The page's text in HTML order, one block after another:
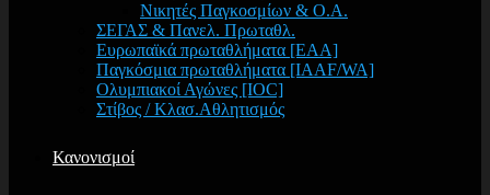
Νικητές Παγκοσμίων & Ο.Α.
ΣΕΓΑΣ & Πανελ. Πρωταθλ.
Ευρωπαϊκά πρωταθλήματα [EAA]
Παγκόσμια πρωταθλήματα [IAAF/WA]
Ολυμπιακοί Αγώνες [IOC]
Στίβος / Κλασ.Αθλητισμός
Κανονισμοί